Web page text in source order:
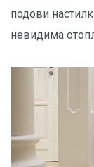
подови
невидима